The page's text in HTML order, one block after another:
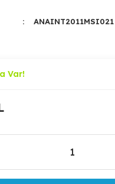
ANAINT2011MSI021
Var!